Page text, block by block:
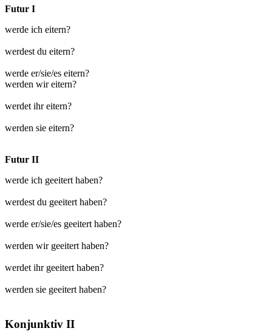
Futur I
werde ich eitern?
werdest du eitern?
werde er/sie/es eitern?
werden wir eitern?
werdet ihr eitern?
werden sie eitern?
Futur II
werde ich geeitert haben?
werdest du geeitert haben?
werde er/sie/es geeitert haben?
werden wir geeitert haben?
werdet ihr geeitert haben?
werden sie geeitert haben?
Konjunktiv II